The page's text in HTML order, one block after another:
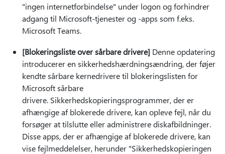
"ingen internetforbindelse" under logon og forhindrer
adgang til Microsoft-tjenester og -apps som f.eks.
Microsoft Teams.
[Blokeringsliste over sårbare drivere] Denne opdatering
introducerer en sikkerhedshærdningsændring, der føjer
kendte sårbare kernedrivere til blokeringslisten for
Microsoft sårbare
drivere. Sikkerhedskopieringsprogrammer, der er
afhængige af blokerede drivere, kan opleve fejl, når du
forsøger at tilslutte eller administrere diskafbildninger.
Disse apps, der er afhængige af blokerede drivere, kan
vise fejlmeddelelser, herunder "Sikkerhedskopieringen